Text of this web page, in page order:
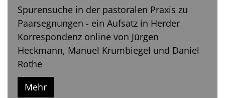
Spurensuche in der pastoralen Praxis zu
Paarsegnungen - ein Aufsatz in Herder
Korrespondenz online von Jürgen
Heckmann, Manuel Krumbiegel und Daniel
Rothe
Mehr